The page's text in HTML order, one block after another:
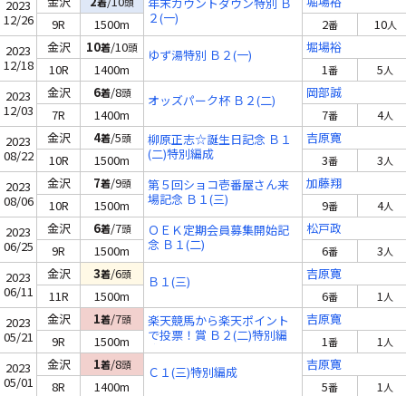
2023
12/26
２(一)
9R
1500m 2番 10人
2023
12/18
金沢 10着/10頭 ゆず湯特別 Ｂ２(一)
堀場裕
10R
1400m 1番 5人
2023
12/03
金沢 6着/8頭 オッズパーク杯 Ｂ２(二)
岡部誠
7R
1400m 7番 4人
2023
08/22
金沢 4着/5頭
柳原正志☆誕生日記念 Ｂ１
(二)特別編成
吉原寛
10R
1500m 3番 3人
2023
08/06
金沢 7着/9頭
第５回ショコ壱番屋さん来
場記念 Ｂ１(三)
加藤翔
10R
1500m 9番 4人
2023
06/25
金沢 6着/7頭
ＯＥＫ定期会員募集開始記
念 Ｂ１(二)
松戸政
9R
1500m 6番 3人
2023
06/11
金沢 3着/6頭 Ｂ１(三)
吉原寛
11R
1500m 6番 1人
2023
05/21
金沢 1着/7頭
楽天競馬から楽天ポイント
で投票！賞 Ｂ２(二)特別編
成
吉原寛
9R
1500m 1番 1人
2023
05/01
金沢 1着/8頭 Ｃ１(三)特別編成
吉原寛
8R
1400m 5番 1人